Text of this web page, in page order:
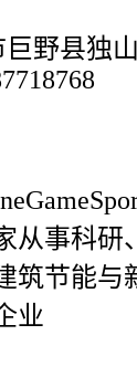
巨野县独
从事科研
筑节能与
业